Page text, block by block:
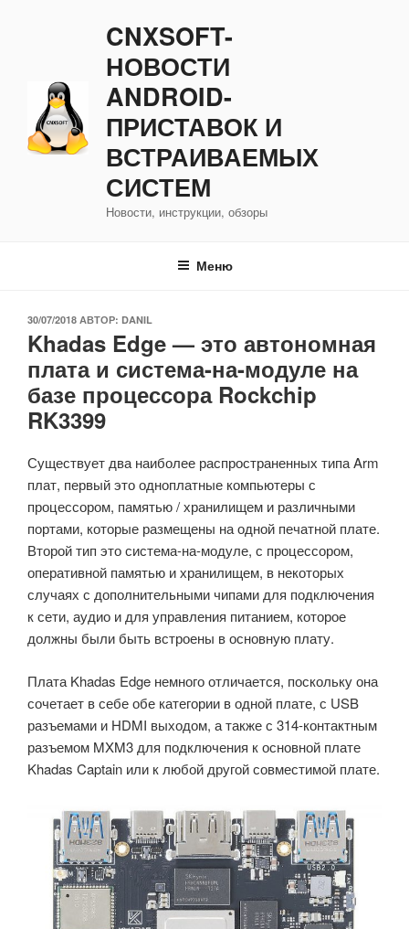
CNXSOFT-
НОВОСТИ
ANDROID-
ПРИСТАВОК И
ВСТРАИВАЕМЫХ
СИСТЕМ
Новости, инструкции, обзоры
Меню
ОПУБЛИКОВАНО
30/07/2018 АВТОР: DANIL
Khadas Edge — это автономная
плата и система-на-модуле на
базе процессора Rockchip
RK3399
Существует два наиболее распространенных типа Arm
плат, первый это одноплатные компьютеры с
процессором, памятью / хранилищем и различными
портами, которые размещены на одной печатной плате.
Второй тип это система-на-модуле, с процессором,
оперативной памятью и хранилищем, в некоторых
случаях с дополнительными чипами для подключения
к сети, аудио и для управления питанием, которое
должны были быть встроены в основную плату.
Плата Khadas Edge немного отличается, поскольку она
сочетает в себе обе категории в одной плате, с USB
разъемами и HDMI выходом, а также с 314-контактным
разъемом MXM3 для подключения к основной плате
Khadas Captain или к любой другой совместимой плате.